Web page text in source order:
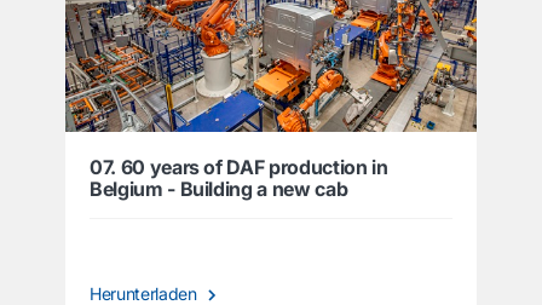
07. 60 years of DAF production in
Belgium - Building a new cab
Herunterladen